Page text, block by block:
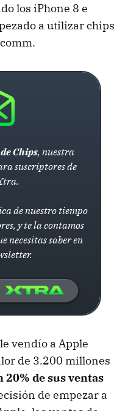
los iPhone 8 e
a utilizar chips
Chips, nuestra
suscriptores de
de nuestro tiempo
y te la contamos
necesitas saber en
vendío a Apple
de 3.200 millones
20% de sus ventas
de empezar a